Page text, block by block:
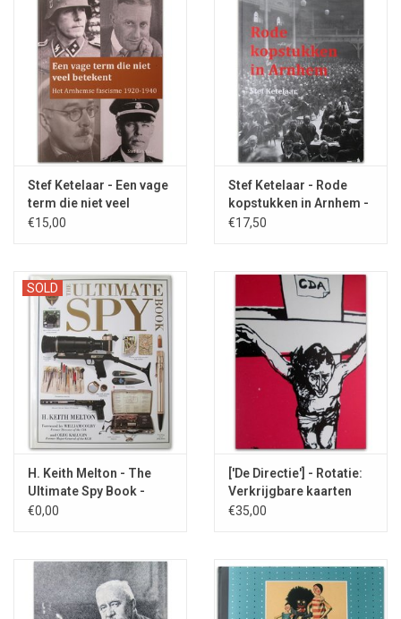
Stef Ketelaar - Een vage
term die niet veel
betekent - 2021
€15,00
Stef Ketelaar - Rode
kopstukken in Arnhem -
2022
€17,50
SOLD
H. Keith Melton - The
Ultimate Spy Book -
2000
€0,00
['De Directie'] - Rotatie:
Verkrijgbare kaarten
1981
€35,00